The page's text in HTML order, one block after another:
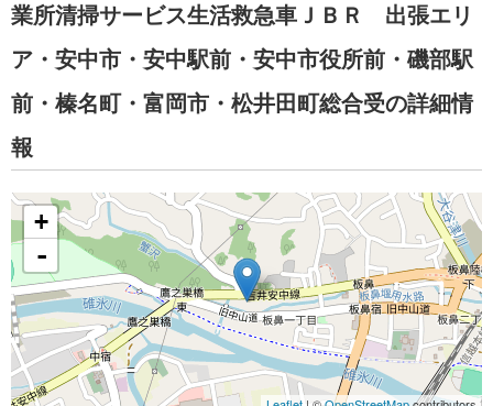
業所清掃サービス生活救急車ＪＢＲ 出張エリ
ア・安中市・安中駅前・安中市役所前・磯部駅
前・榛名町・富岡市・松井田町総合受の詳細情
報
+
-